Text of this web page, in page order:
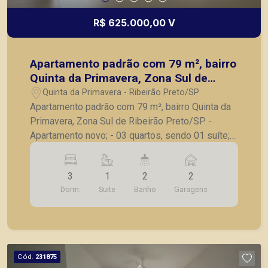
R$ 625.000,00 V
Apartamento padrão com 79 m², bairro
Quinta da Primavera, Zona Sul de
Ribeirão Preto/SP.
Quinta da Primavera - Ribeirão Preto/SP
Apartamento padrão com 79 m², bairro Quinta da
Primavera, Zona Sul de Ribeirão Preto/SP. -
Apartamento novo; - 03 quartos, sendo 01 suíte; -
Sala para 2 ambientes; - Varanda Gourmet; -
Banheiro social; - Cozinha; - Área de serviço; - 02
vagas de garagem. A Piramid tem como objetivo
atender seus clientes com agilidade e segurança,
em locação, vendas de imóveis prontos, usados
3
Dorm.
1
Suite
2
Banho
2
Garagens
Cód. 231875